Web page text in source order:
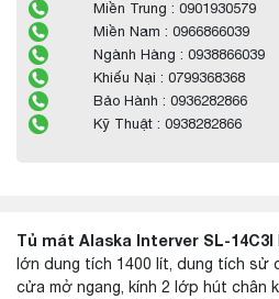
Miền Trung : 0901930579
Miền Nam : 0966866039
Ngành Hàng : 0938866039
Khiếu Nại : 0799368368
Bảo Hành : 0936282866
Kỹ Thuật : 0938282866
Tủ mát Alaska Interver SL-14C3I
lớn dung tích 1400 lít, dung tích sử
cửa mở ngang, kính 2 lớp hút chân